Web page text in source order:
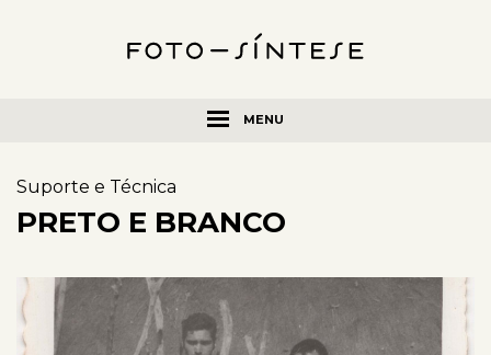
MENU
Suporte e Técnica
PRETO E BRANCO